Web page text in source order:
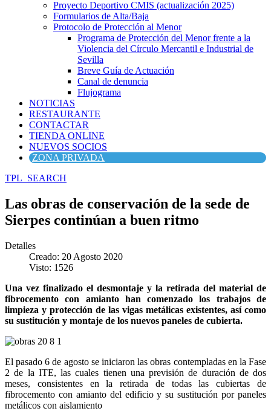
Proyecto Deportivo CMIS (actualización 2025)
Formularios de Alta/Baja
Protocolo de Protección al Menor
Programa de Protección del Menor frente a la
Violencia del Círculo Mercantil e Industrial de
Sevilla
Breve Guía de Actuación
Canal de denuncia
Flujograma
NOTICIAS
RESTAURANTE
CONTACTAR
TIENDA ONLINE
NUEVOS SOCIOS
ZONA PRIVADA
TPL_SEARCH
Las obras de conservación de la sede de
Sierpes continúan a buen ritmo
Detalles
Creado: 20 Agosto 2020
Visto: 1526
Una vez finalizado el desmontaje y la retirada del material de
fibrocemento con amianto han comenzado los trabajos de
limpieza y protección de las vigas metálicas existentes, así como
su sustitución y montaje de los nuevos paneles de cubierta.
El pasado 6 de agosto se iniciaron las obras contempladas en la Fase
2 de la ITE, las cuales tienen una previsión de duración de dos
meses, consistentes en la retirada de todas las cubiertas de
fibrocemento con amianto del edificio y su sustitución por paneles
metálicos con aislamiento